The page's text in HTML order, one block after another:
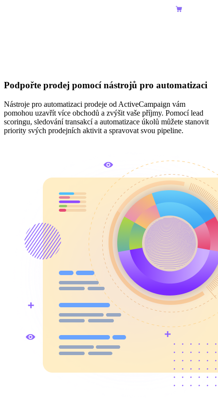
Podpořte prodej pomocí nástrojů pro automatizaci
Nástroje pro automatizaci prodeje od ActiveCampaign vám
pomohou uzavřít více obchodů a zvýšit vaše příjmy. Pomocí lead
scoringu, sledování transakcí a automatizace úkolů můžete stanovit
priority svých prodejních aktivit a spravovat svou pipeline.